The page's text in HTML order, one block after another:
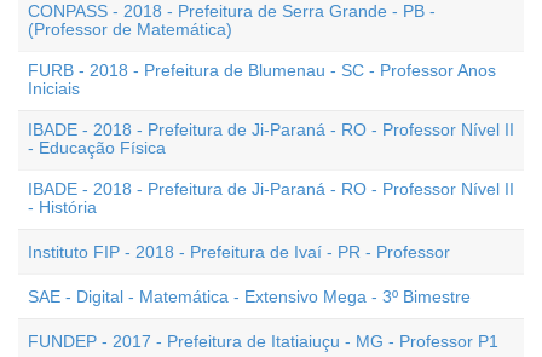
CONPASS - 2018 - Prefeitura de Serra Grande - PB -
(Professor de Matemática)
FURB - 2018 - Prefeitura de Blumenau - SC - Professor Anos
Iniciais
IBADE - 2018 - Prefeitura de Ji-Paraná - RO - Professor Nível II
- Educação Física
IBADE - 2018 - Prefeitura de Ji-Paraná - RO - Professor Nível II
- História
Instituto FIP - 2018 - Prefeitura de Ivaí - PR - Professor
SAE - Digital - Matemática - Extensivo Mega - 3º Bimestre
FUNDEP - 2017 - Prefeitura de Itatiaiuçu - MG - Professor P1